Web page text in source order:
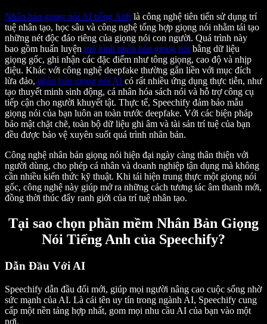
Nhân bản giọng nói AI tiếng Anh là công nghệ tiên tiến sử dụng trí
tuệ nhân tạo, học sâu và công nghệ tổng hợp giọng nói nhằm tái tạo
những nét độc đáo riêng của giọng nói con người. Quá trình này
bao gồm huấn luyện mô hình nhân bản giọng nói bằng dữ liệu
giọng gốc, ghi nhận các đặc điểm như tông giọng, cao độ và nhịp
điệu. Khác với công nghệ deepfake thường gắn liền với mục đích
lừa đảo, nhân bản giọng nói AI có rất nhiều ứng dụng thực tiễn, như
tạo thuyết minh sinh động, cá nhân hóa sách nói và hỗ trợ công cụ
tiếp cận cho người khuyết tật. Thực tế, Speechify đảm bảo mẫu
giọng nói của bạn luôn an toàn trước deepfake. Với các biện pháp
bảo mật chặt chẽ, toàn bộ dữ liệu ghi âm và tài sản trí tuệ của bạn
đều được bảo vệ xuyên suốt quá trình nhân bản.
Công nghệ nhân bản giọng nói hiện đại ngày càng thân thiện với
người dùng, cho phép cá nhân và doanh nghiệp tận dụng mà không
cần nhiều kiến thức kỹ thuật. Khi tái hiện trung thực một giọng nói
gốc, công nghệ này giúp mở ra những cách tương tác âm thanh mới,
đồng thời thúc đẩy ranh giới của trí tuệ nhân tạo.
Tại sao chọn phần mềm Nhân Bản Giọng
Nói Tiếng Anh của Speechify?
Dẫn Đầu Với AI
Speechify dẫn đầu đổi mới, giúp mọi người nâng cao cuộc sống nhờ
sức mạnh của AI. Là cái tên uy tín trong ngành AI, Speechify cung
cấp một nền tảng hợp nhất, gom mọi nhu cầu AI của bạn vào một
nơi.